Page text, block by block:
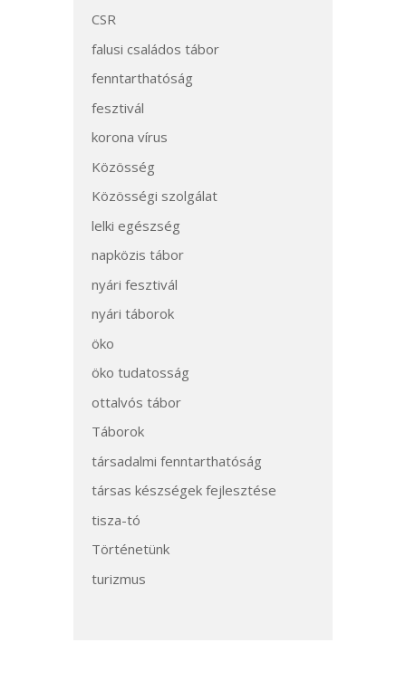
CSR
falusi családos tábor
fenntarthatóság
fesztivál
korona vírus
Közösség
Közösségi szolgálat
lelki egészség
napközis tábor
nyári fesztivál
nyári táborok
öko
öko tudatosság
ottalvós tábor
Táborok
társadalmi fenntarthatóság
társas készségek fejlesztése
tisza-tó
Történetünk
turizmus